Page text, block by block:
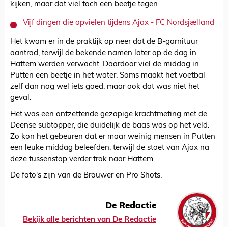
kijken, maar dat viel toch een beetje tegen.
Vijf dingen die opvielen tijdens Ajax - FC Nordsjælland
Het kwam er in de praktijk op neer dat de B-garnituur
aantrad, terwijl de bekende namen later op de dag in
Hattem werden verwacht. Daardoor viel de middag in
Putten een beetje in het water. Soms maakt het voetbal
zelf dan nog wel iets goed, maar ook dat was niet het
geval.
Het was een ontzettende gezapige krachtmeting met de
Deense subtopper, die duidelijk de baas was op het veld.
Zo kon het gebeuren dat er maar weinig mensen in Putten
een leuke middag beleefden, terwijl de stoet van Ajax na
deze tussenstop verder trok naar Hattem.
De foto's zijn van de Brouwer en Pro Shots.
De Redactie
Bekijk alle berichten van De Redactie